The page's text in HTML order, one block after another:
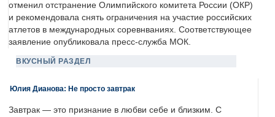
отменил отстранение Олимпийского комитета России (ОКР)
и рекомендовала снять ограничения на участие российских
атлетов в международных соревнваниях. Соответствующее
заявление опубликовала пресс-служба МОК.
ВКУСНЫЙ РАЗДЕЛ
Юлия Дианова: Не просто завтрак
Завтрак — это признание в любви себе и близким. С